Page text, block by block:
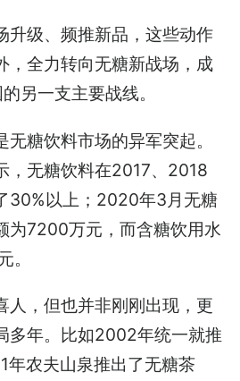
升级、频推新品，这些动作
，全力转向无糖新战场，成
另一支主要战线。
糖饮料市场的异军突起。
，无糖饮料在2017、2018
30%以上；2020年3月无糖
为7200万元，而含糖饮用水
。
人，但也并非刚刚出现，更
多年。比如2002年统一就推
年农夫山泉推出了无糖茶